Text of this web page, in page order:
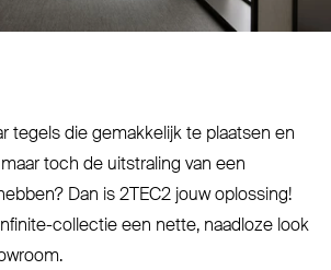
tegels die gemakkelijk te plaatsen en
toch de uit­straling van een
Dan is 2TEC2 jouw oplossing!
collectie een nette, naadloze look